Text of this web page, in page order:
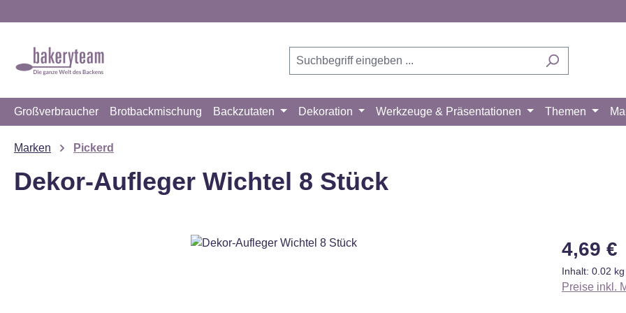
Großverbraucher Brotbackmischung Backzutaten Dekoration Werkzeuge & Präsentationen Themen
Marken Pickerd
Dekor-Aufleger Wichtel 8 Stück
Regulärer
4,69 €
Inhalt: 0.02 kg
Preise inkl.